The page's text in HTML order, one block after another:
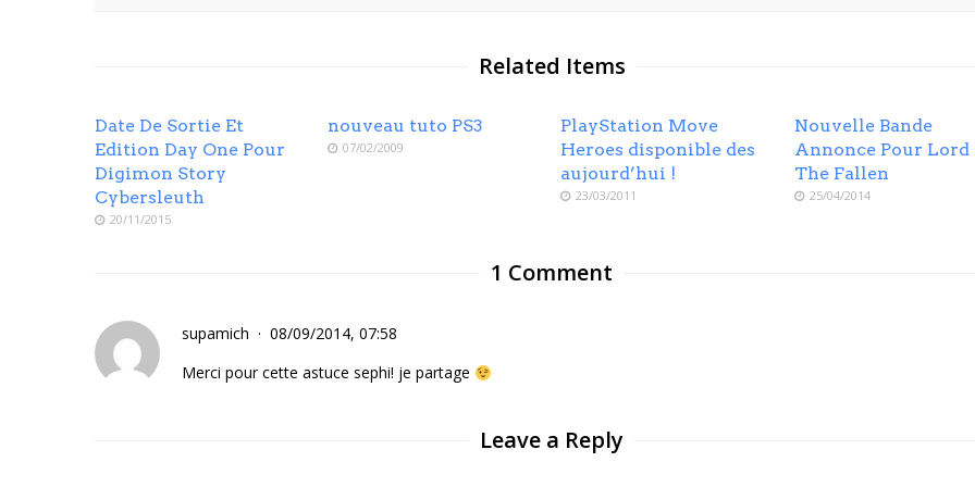
Related Items
Date De Sortie Et
Edition Day One Pour
Digimon Story
Cybersleuth
20/11/2015
nouveau tuto PS3
07/02/2009
PlayStation Move
Heroes disponible des
aujourd’hui !
23/03/2011
Nouvelle Bande
Annonce Pour Lord
The Fallen
25/04/2014
1 Comment
supamich
08/09/2014, 07:58
Merci pour cette astuce sephi! je partage
Leave a Reply